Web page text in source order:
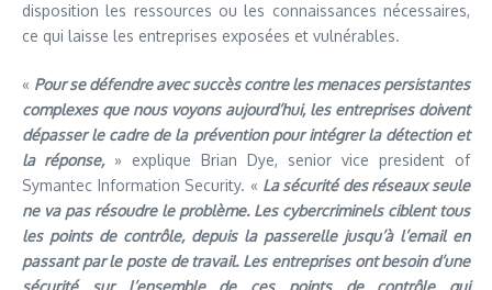
disposition les ressources ou les connaissances nécessaires,
ce qui laisse les entreprises exposées et vulnérables.
« Pour se défendre avec succès contre les menaces persistantes
complexes que nous voyons aujourd’hui, les entreprises doivent
dépasser le cadre de la prévention pour intégrer la détection et
la réponse,» explique Brian Dye, senior vice president of
Symantec Information Security. « La sécurité des réseaux seule
ne va pas résoudre le problème. Les cybercriminels ciblent tous
les points de contrôle, depuis la passerelle jusqu’à l’email en
passant par le poste de travail. Les entreprises ont besoin d’une
sécurité sur l’ensemble de ces points de contrôle qui